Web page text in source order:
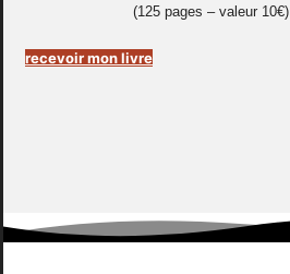
(125 pages – valeur 10€)
recevoir mon livre